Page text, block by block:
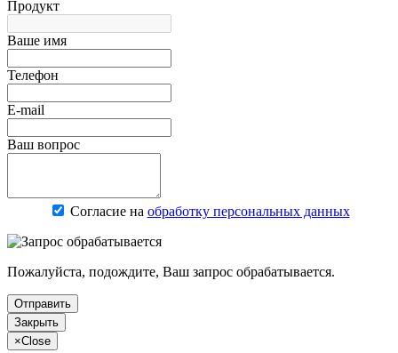
Продукт
Ваше имя
Телефон
E-mail
Ваш вопрос
Согласие на обработку персональных данных
Пожалуйста, подождите, Ваш запрос обрабатывается.
Отправить
Закрыть
×Close